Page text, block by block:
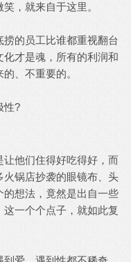
，就来自于这里。
的员工比谁都重视翻台
才是魂，所有的利润和
、不重要的。
性?
他们住得好吃得好，而
锅店抄袭的眼镜布、头
想法，竟然是出自一些
一个个点子，就如此复